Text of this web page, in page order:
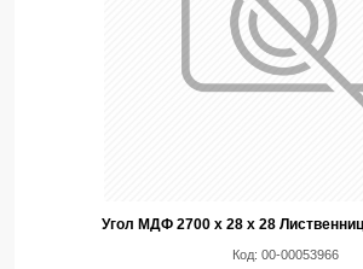
Угол МДФ 2700 х 28 х 28
Код: 00-00053966